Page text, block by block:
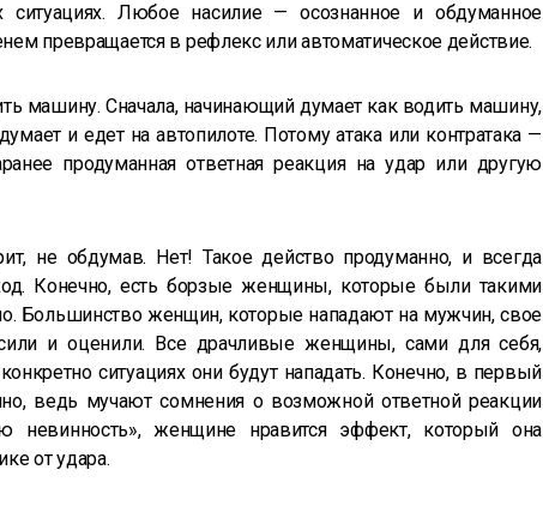
ситуациях. Любое насилие — осознанное и обдуманное
превращается в рефлекс или автоматическое действие.
машину. Сначала, начинающий думает как водить машину,
и едет на автопилоте. Потому атака или контратака —
продуманная ответная реакция на удар или другую
не обдумав. Нет! Такое действо продуманно, и всегда
Конечно, есть борзые женщины, которые были такими
Большинство женщин, которые нападают на мужчин, свое
и оценили. Все драчливые женщины, сами для себя,
ситуациях они будут нападать. Конечно, в первый
ведь мучают сомнения о возможной ответной реакции
невинность», женщине нравится эффект, который она
от удара.